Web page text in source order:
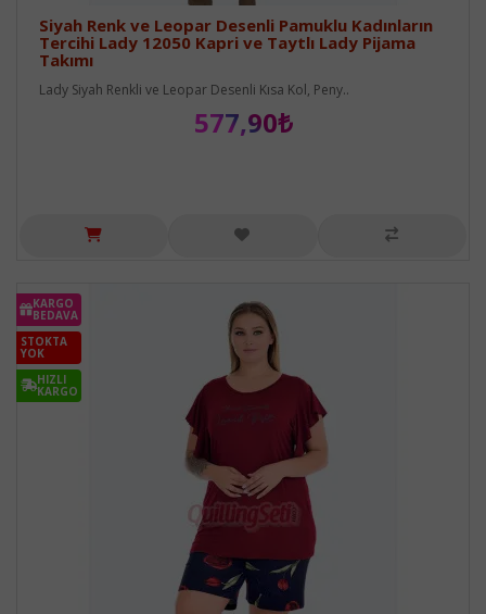
Siyah Renk ve Leopar Desenli Pamuklu Kadınların
Tercihi Lady 12050 Kapri ve Taytlı Lady Pijama
Takımı
Lady Siyah Renkli ve Leopar Desenli Kısa Kol, Peny..
577,90₺
KARGO
BEDAVA
STOKTA
YOK
HIZLI
KARGO